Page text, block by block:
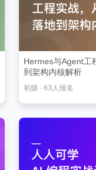
Hermes与Agent工
到架构内核解析
初级 · 63人报名